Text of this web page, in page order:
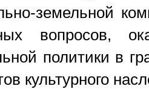
земельной
вопросов,
политики в
культурного